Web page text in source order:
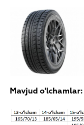
Mavjud o'lchamlar: